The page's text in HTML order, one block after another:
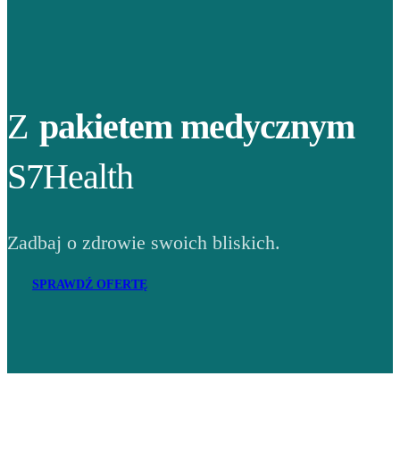
Z pakietem medycznym
S7Health
Zadbaj o zdrowie swoich bliskich.
SPRAWDŹ OFERTĘ